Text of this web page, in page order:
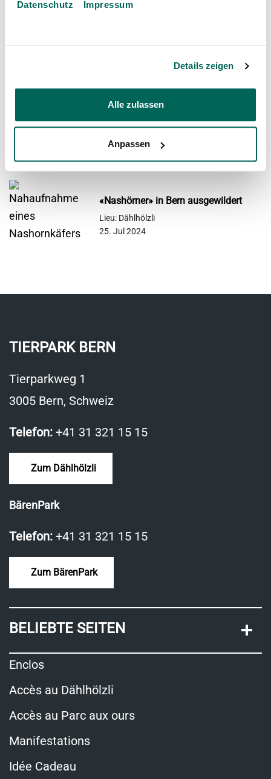
Datenschutz Impressum
Details zeigen
Alle zulassen
Anpassen
15. Sep 2024
«Nashörner» in Bern ausgewildert
Lieu: Dählhölzli
25. Jul 2024
TIERPARK BERN
Tierparkweg 1
3005 Bern, Schweiz
Telefon: +41 31 321 15 15
Zum Dählhölzli
BärenPark
Telefon: +41 31 321 15 15
Zum BärenPark
BELIEBTE SEITEN
Enclos
Accès au Dählhölzli
Accès au Parc aux ours
Manifestations
Idée Cadeau